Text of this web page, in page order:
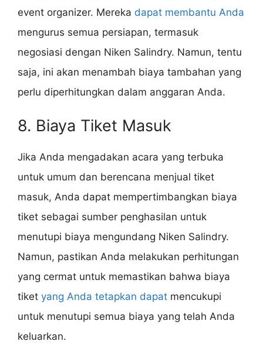
event organizer. Mereka dapat membantu Anda
mengurus semua persiapan, termasuk
negosiasi dengan Niken Salindry. Namun, tentu
saja, ini akan menambah biaya tambahan yang
perlu diperhitungkan dalam anggaran Anda.
8. Biaya Tiket Masuk
Jika Anda mengadakan acara yang terbuka
untuk umum dan berencana menjual tiket
masuk, Anda dapat mempertimbangkan biaya
tiket sebagai sumber penghasilan untuk
menutupi biaya mengundang Niken Salindry.
Namun, pastikan Anda melakukan perhitungan
yang cermat untuk memastikan bahwa biaya
tiket yang Anda tetapkan dapat mencukupi
untuk menutupi semua biaya yang telah Anda
keluarkan.